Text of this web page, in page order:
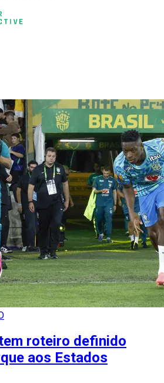
roteiro definido
aos Estados